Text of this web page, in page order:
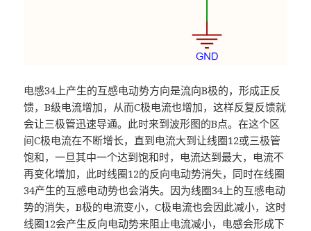
电感34上产生的互感电动势方向是流向B极的，形成正反
馈，B级电流增加，从而C极电流也增加，这样反复反馈就
会让三极管迅速导通。此时来到波形图的B点。在这个区
间C极电流在不断增长，直到电流大到让线圈12或三极管
饱和，一旦其中一个达到饱和时，电流达到最大，电流不
再变化增加，此时线圈12的反向电动势消失，同时在线圈
34产生的互感电动势也会消失。因为线圈34上的互感电动
势的消失，B极的电流变小，C极电流也会因此减小，这时
线圈12会产生反向电动势来阻止电流减小，电感会形成下